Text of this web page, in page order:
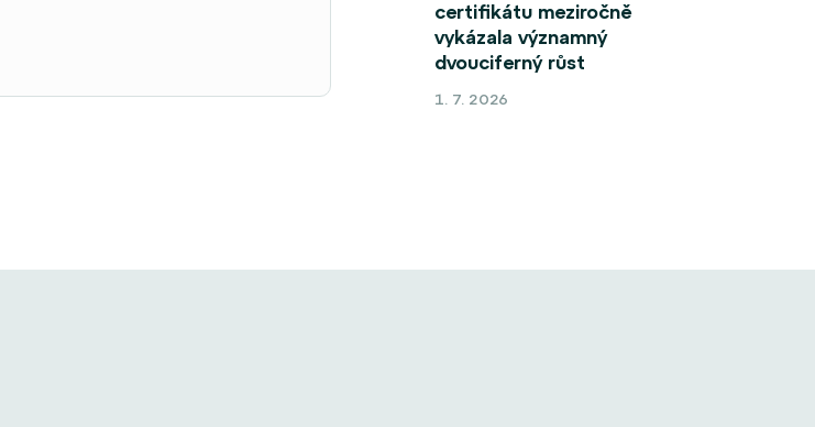
certifikátu meziročně
vykázala významný
dvouciferný růst
1. 7. 2026